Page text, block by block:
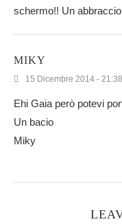
schermo!! Un
MIKY
15 Dicembre 2014 - 21:38
Ehi Gaia però potevi
Un bacio
Miky